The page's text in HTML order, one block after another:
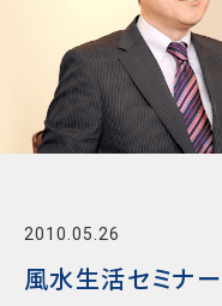
2010.05.26
風水生活セミナー